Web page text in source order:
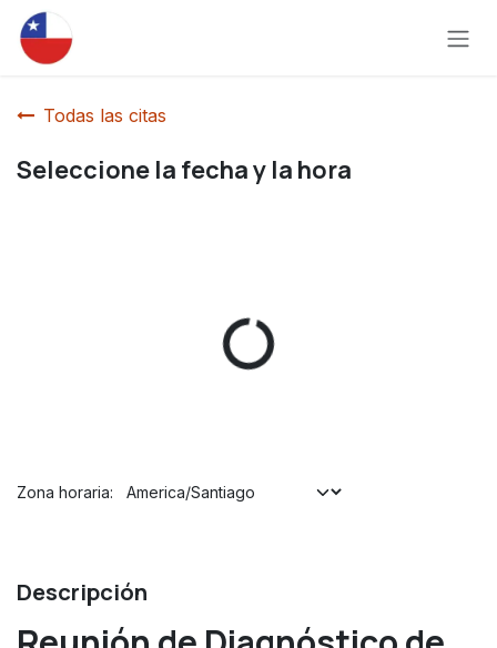
Ir al contenido
Todas las citas
Seleccione la fecha y la hora
Zona horaria:
Descripción